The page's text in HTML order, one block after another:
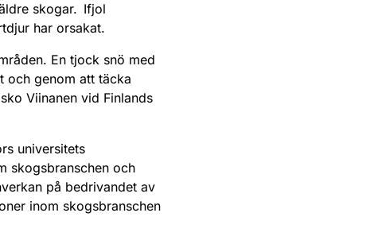
skogar. Ifjol
har orsakat.
En tjock snö med
och genom att täcka
Viinanen vid Finlands
universitets
skogsbranschen och
på bedrivandet av
inom skogsbranschen